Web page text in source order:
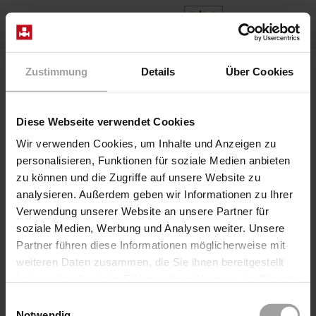
Zustimmung Details Über Cookies
Diese Webseite verwendet Cookies
Wir verwenden Cookies, um Inhalte und Anzeigen zu
personalisieren, Funktionen für soziale Medien anbieten
zu können und die Zugriffe auf unsere Website zu
analysieren. Außerdem geben wir Informationen zu Ihrer
Verwendung unserer Website an unsere Partner für
soziale Medien, Werbung und Analysen weiter. Unsere
Partner führen diese Informationen möglicherweise mit
weiteren Daten zusammen, die Sie ihnen bereitgestellt
ES
12/2021 Testing for functionality in cryogenic environment
Cryo Ventile•julio de 2023
12/2021 Testing for
functionality in cryogenic
environment
Target: Permanent operability of the valve
A5244/0604/1012-F 24VDC in cryogenic environment
shall be tested.